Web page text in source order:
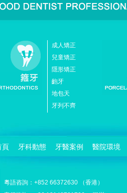
成人矯正
兒童矯正
隱形矯正
齙牙
地包天
牙列不齊
頁 牙科動態 牙醫案例 醫院環境
粵語咨詢：+852 66372630 （香港）